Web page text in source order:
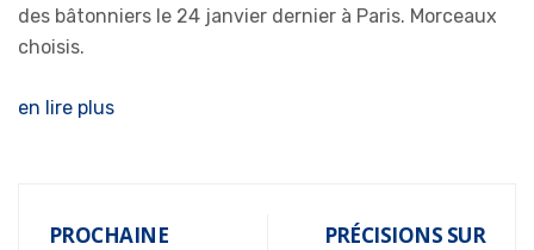
des bâtonniers le 24 janvier dernier à Paris. Morceaux
choisis.
en lire plus
PROCHAINE
PRÉCISIONS SUR